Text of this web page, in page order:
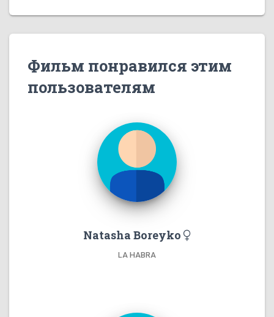
Фильм понравился этим
пользователям
Natasha Boreyko
LA HABRA